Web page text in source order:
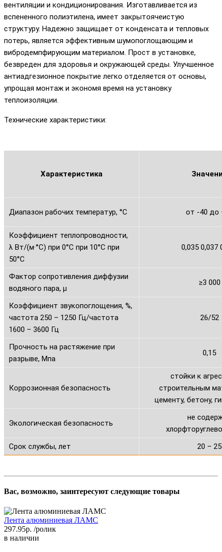
вентиляции и кондиционирования. Изготавливается из
вспененного полиэтилена, имеет закрытоячеистую
структуру. Надежно защищает от конденсата и тепловых
потерь, является эффективным шумопоглощающим и
вибродемпфирующим материалом. Прост в установке,
безвреден для здоровья и окружающей среды. Улучшенное
антиадгезионное покрытие легко отделяется от основы,
упрощая монтаж и экономя время на установку
теплоизоляции.
Технические характеристики:
Характеристика
Диапазон рабочих температур, °С от -40 до
Коэффициент теплопроводности,
λ Вт/(м·°С) при 0°С при 10°С при
50°С
0,035 0,037
Фактор сопротивления диффузии
водяного пара, μ
≥3 000
Коэффициент звукопоглощения, %,
частота 250 – 1250 Гц/частота
1600 – 3600 Гц
26/52
Прочность на растяжение при
разрыве, Мпа
0,15
Коррозионная безопасность
стойки к
строительным
цементу, бетону,
Экологическая безопасность
не
Срок службы, лет
20 – 25
Вас, возможно, заинтересуют следующие товары
Лента алюминиевая ЛАМС
297.95р. /ролик
в наличии